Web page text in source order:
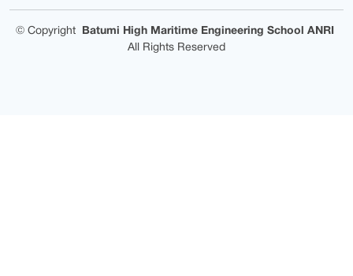
© Copyright
Batumi High Maritime Engineering School ANRI
All Rights Reserved